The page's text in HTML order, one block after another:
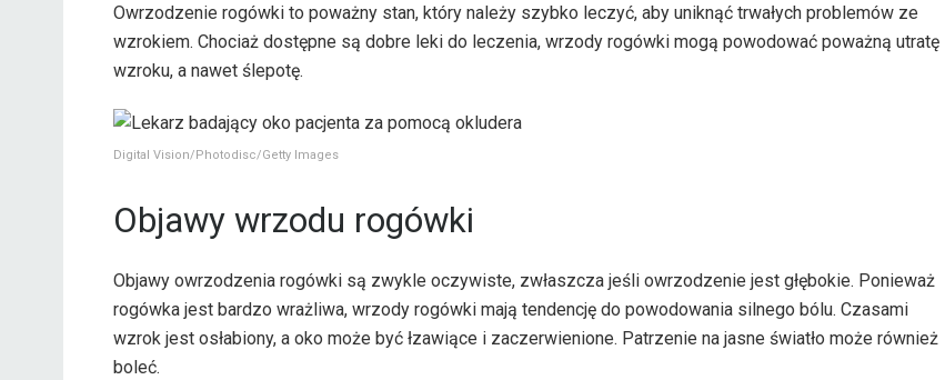
Owrzodzenie rogówki to poważny stan, który należy szybko leczyć, aby uniknąć trwałych problemów ze
wzrokiem. Chociaż dostępne są dobre leki do leczenia, wrzody rogówki mogą powodować poważną utratę
wzroku, a nawet ślepotę.
Digital Vision/Photodisc/Getty Images
Objawy wrzodu rogówki
Objawy owrzodzenia rogówki są zwykle oczywiste, zwłaszcza jeśli owrzodzenie jest głębokie. Ponieważ
rogówka jest bardzo wrażliwa, wrzody rogówki mają tendencję do powodowania silnego bólu. Czasami
wzrok jest osłabiony, a oko może być łzawiące i zaczerwienione. Patrzenie na jasne światło może również
boleć.